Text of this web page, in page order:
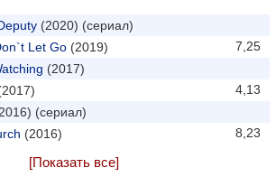
(2020) (сериал)
7,25
Let Go (2019)
(2017)
4,13
(сериал)
8,23
(2016)
[Показать все]